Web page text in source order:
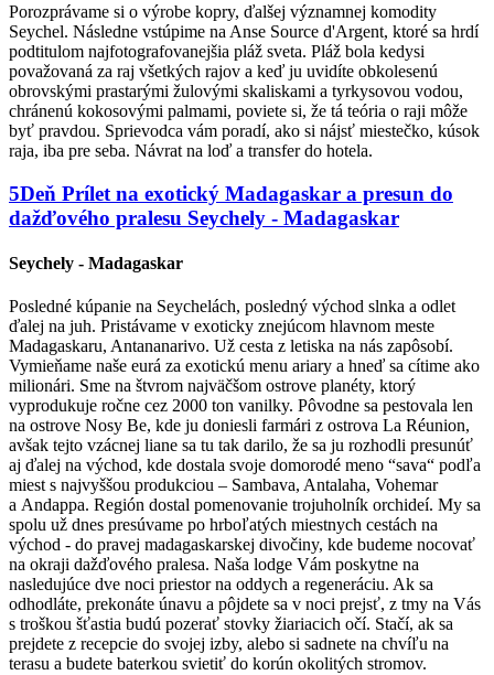
Porozprávame si o výrobe kopry, ďalšej významnej komodity
Seychel. Následne vstúpime na Anse Source d'Argent, ktoré sa hrdí
podtitulom najfotografovanejšia pláž sveta. Pláž bola kedysi
považovaná za raj všetkých rajov a keď ju uvidíte obkolesenú
obrovskými prastarými žulovými skaliskami a tyrkysovou vodou,
chránenú kokosovými palmami, poviete si, že tá teória o raji môže
byť pravdou. Sprievodca vám poradí, ako si nájsť miestečko, kúsok
raja, iba pre seba. Návrat na loď a transfer do hotela.
5Deň Prílet na exotický Madagaskar a presun do
dažďového pralesu Seychely - Madagaskar
Seychely - Madagaskar
Posledné kúpanie na Seychelách, posledný východ slnka a odlet
ďalej na juh. Pristávame v exoticky znejúcom hlavnom meste
Madagaskaru, Antananarivo. Už cesta z letiska na nás zapôsobí.
Vymieňame naše eurá za exotickú menu ariary a hneď sa cítime ako
milionári. Sme na štvrom najväčšom ostrove planéty, ktorý
vyprodukuje ročne cez 2000 ton vanilky. Pôvodne sa pestovala len
na ostrove Nosy Be, kde ju doniesli farmári z ostrova La Réunion,
avšak tejto vzácnej liane sa tu tak darilo, že sa ju rozhodli presunúť
aj ďalej na východ, kde dostala svoje domorodé meno “sava“ podľa
miest s najvyššou produkciou – Sambava, Antalaha, Vohemar
a Andappa. Región dostal pomenovanie trojuholník orchideí. My sa
spolu už dnes presúvame po hrboľatých miestnych cestách na
východ - do pravej madagaskarskej divočiny, kde budeme nocovať
na okraji dažďového pralesa. Naša lodge Vám poskytne na
nasledujúce dve noci priestor na oddych a regeneráciu. Ak sa
odhodláte, prekonáte únavu a pôjdete sa v noci prejsť, z tmy na Vás
s troškou šťastia budú pozerať stovky žiariacich očí. Stačí, ak sa
prejdete z recepcie do svojej izby, alebo si sadnete na chvíľu na
terasu a budete baterkou svietiť do korún okolitých stromov.